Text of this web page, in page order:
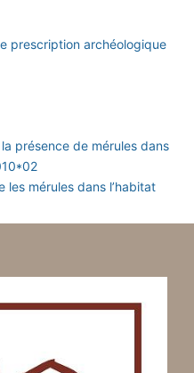
prescription archéologique
présence de mérules dans
mérules dans l’habitat